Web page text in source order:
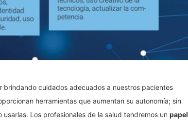
cuidados adecuados a nuestros pacientes
herramientas que aumentan su autonomía; sin
Los profesionales de la salud tendremos un papel